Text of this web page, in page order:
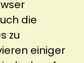
die
zu
einiger